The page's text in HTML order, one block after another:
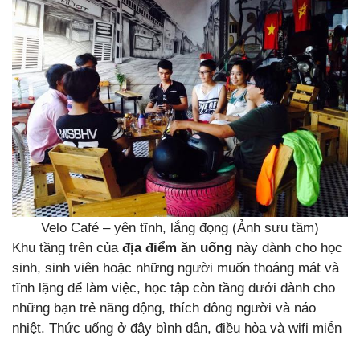
Velo Café – yên tĩnh, lắng đọng (Ảnh sưu tầm)
Khu tầng trên của địa điểm ăn uống này dành cho học
sinh, sinh viên hoặc những người muốn thoáng mát và
tĩnh lặng để làm việc, học tập còn tầng dưới dành cho
những bạn trẻ năng động, thích đông người và náo
nhiệt. Thức uống ở đây bình dân, điều hòa và wifi miễn